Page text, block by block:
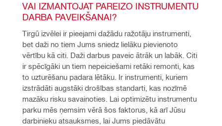
VAI IZMANTOJAT PAREIZO INSTRUMENTU
DARBA PAVEIKŠANAI?
Tirgū izvēlei ir pieejami dažādu ražotāju instrumenti,
bet daži no tiem Jums sniedz lielāku pievienoto
vērtību kā citi. Daži darbus paveic ātrāk un labāk. Citi
ir spēcīgāki un tiem nepeiciešami retāki remonti, kas
to uzturēšanu padara lētāku. Ir instrumenti, kuriem
izstrādāti augstāki drošības standarti, kas nozīmē
mazāku risku savainoties. Lai optimizētu instrumentu
parku mēs ņemsim vērā šos faktorus, kā arī Jūsu
darbinieku atsauksmes, lai Jums piedāvātu